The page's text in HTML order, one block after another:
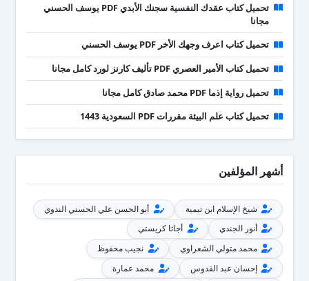
تحميل كتاب عقدك النفسية سجنك الأبدي PDF يوسف الحسني
مجانا
تحميل كتاب اعرف وجهك الأخر PDF يوسف الحسني
تحميل كتاب الأمير العصري PDF تأليف كارنز لورد كامل مجانا
تحميل رواية إذما PDF محمد صادق كامل مجانا
تحميل كتاب علم البيئة مقررات PDF السعودية 1443
أشهر المؤلفين
شيخ الإسلام ابن تيمية
أبو الحسن علي الحسني الندوي
أنور الجندي
أجاثا كريستي
محمد متولي الشعراوي
نجيب محفوظ
إحسان عبد القدوس
محمد عمارة